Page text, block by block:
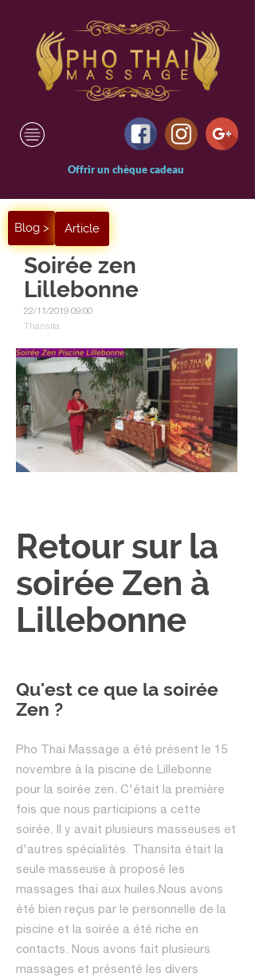
Offrir un chèque
Soirée zen
Lillebonne
22/11/2019 09:00
Thansita
Retour sur la
soirée Zen à
Lillebonne
Qu'est ce que la soirée
Zen ?
Pho Thai Massage a été présent le 15
novembre à la piscine de Lillebonne
pour la soirée zen. C'était la première
fois que nous participions a cette
soirée. Il y avait plusieurs masseuses et
d'autres spécialités. Thansita était la
seule masseuse à proposé les
massages thai aux huiles.Nous avons
été bien reçus par le personnelle de la
piscine et la soirée a été riche en
contacts. Nous avons fait plusieurs
massages et présenté les divers
Blog > Article